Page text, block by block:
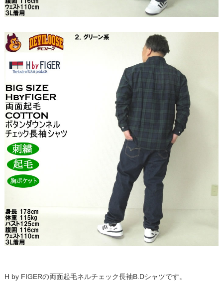
H by FIGERの両面起毛ネルチェック長袖B.Dシャツです。